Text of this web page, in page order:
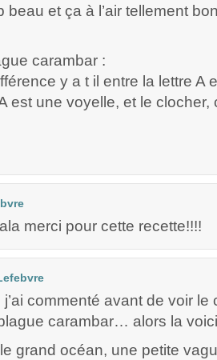
beau et ça à l’air tellement
carambar :
y a t il entre la lettre A
est une voyelle, et le clocher,
merci pour cette recette!!!!
j’ai commenté avant de voir
carambar… alors la
grand océan, une petite